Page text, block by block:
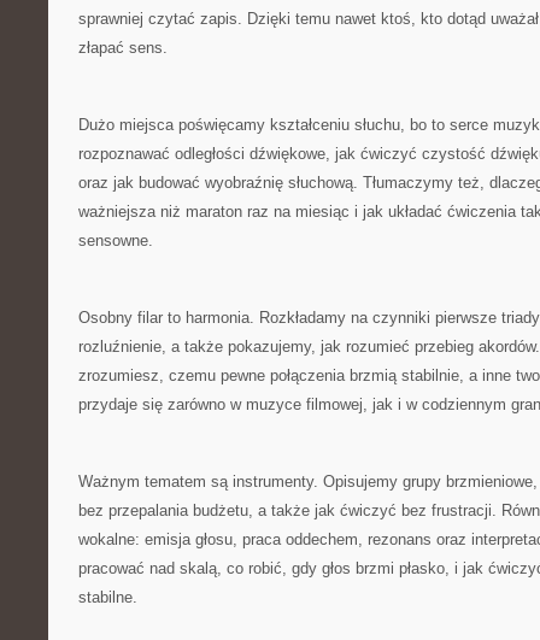
sprawniej czytać zapis. Dzięki temu nawet ktoś, kto dotąd
złapać sens.
Dużo miejsca poświęcamy kształceniu słuchu, bo to serce
rozpoznawać odległości dźwiękowe, jak ćwiczyć czystość
oraz jak budować wyobraźnię słuchową. Tłumaczymy też,
ważniejsza niż maraton raz na miesiąc i jak układać ćwiczenia
sensowne.
Osobny filar to harmonia. Rozkładamy na czynniki pierwsze
rozluźnienie, a także pokazujemy, jak rozumieć przebieg
zrozumiesz, czemu pewne połączenia brzmią stabilnie, a inne
przydaje się zarówno w muzyce filmowej, jak i w codziennym
Ważnym tematem są instrumenty. Opisujemy grupy
bez przepalania budżetu, a także jak ćwiczyć bez frustracji.
wokalne: emisja głosu, praca oddechem, rezonans oraz
pracować nad skalą, co robić, gdy głos brzmi płasko, i jak
stabilne.